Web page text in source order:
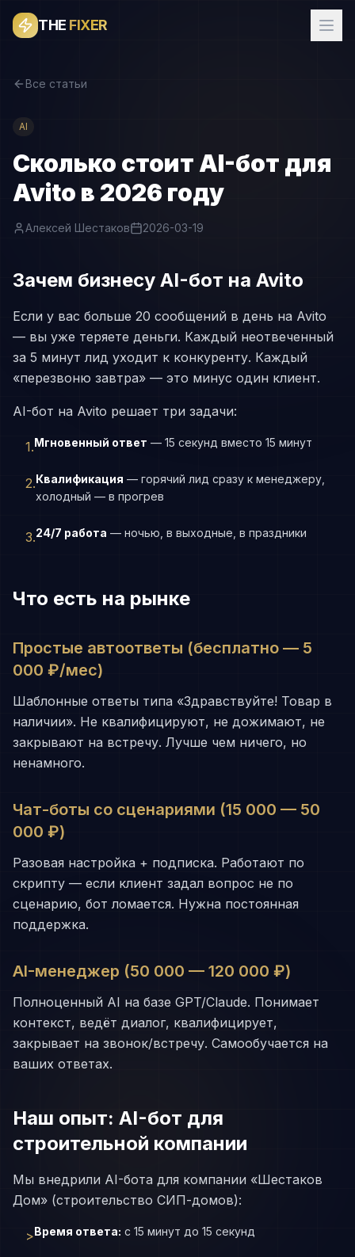
THE FIXER
Все статьи
AI
Сколько стоит AI-бот для
Avito в 2026 году
Алексей Шестаков 2026-03-19
Зачем бизнесу AI-бот на Avito
Если у вас больше 20 сообщений в день на Avito
— вы уже теряете деньги. Каждый неотвеченный
за 5 минут лид уходит к конкуренту. Каждый
«перезвоню завтра» — это минус один клиент.
AI-бот на Avito решает три задачи:
1.Мгновенный ответ — 15 секунд вместо 15 минут
2.Квалификация — горячий лид сразу к менеджеру,
холодный — в прогрев
3.24/7 работа — ночью, в выходные, в праздники
Что есть на рынке
Простые автоответы (бесплатно — 5
000 ₽/мес)
Шаблонные ответы типа «Здравствуйте! Товар в
наличии». Не квалифицируют, не дожимают, не
закрывают на встречу. Лучше чем ничего, но
ненамного.
Чат-боты со сценариями (15 000 — 50
000 ₽)
Разовая настройка + подписка. Работают по
скрипту — если клиент задал вопрос не по
сценарию, бот ломается. Нужна постоянная
поддержка.
AI-менеджер (50 000 — 120 000 ₽)
Полноценный AI на базе GPT/Claude. Понимает
контекст, ведёт диалог, квалифицирует,
закрывает на звонок/встречу. Самообучается на
ваших ответах.
Наш опыт: AI-бот для
строительной компании
Мы внедрили AI-бота для компании «Шестаков
Дом» (строительство СИП-домов):
>Время ответа: с 15 минут до 15 секунд